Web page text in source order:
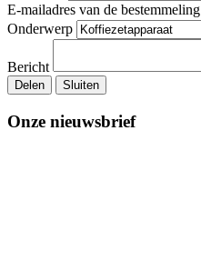
E-mailadres van de bestemmeling
Onderwerp
Bericht
Delen Sluiten
Onze nieuwsbrief